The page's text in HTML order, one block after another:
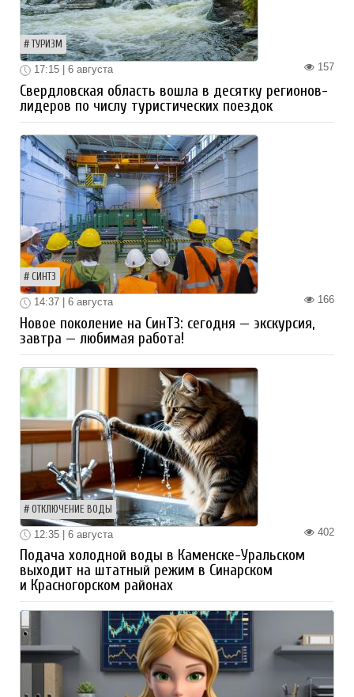
ТУРИЗМ
157
17:15 | 6 августа
Свердловская область вошла в десятку регионов-
лидеров по числу туристических поездок
СИНТЗ
166
14:37 | 6 августа
Новое поколение на СинТЗ: сегодня — экскурсия,
завтра — любимая работа!
ОТКЛЮЧЕНИЕ ВОДЫ
402
12:35 | 6 августа
Подача холодной воды в Каменске-Уральском
выходит на штатный режим в Синарском
и Красногорском районах